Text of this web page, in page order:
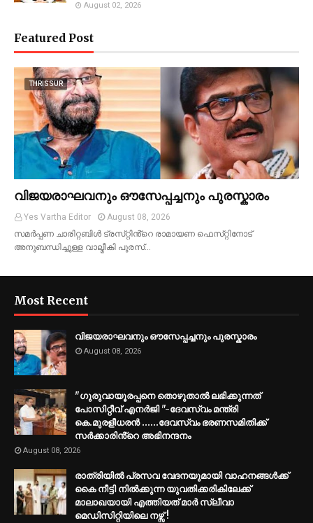
August 02, 2026
Featured Post
THRISSUR
വിജയരാഘവനും ഔസേപ്പച്ചനും പുരസ്കാരം
Yes Vartha Editor
August 08, 2026
സമർപ്പണ ചാരിറ്റബിൾ ട്രസ്‌റ്റിൻ്റെ രാമായണ ഫെസ്‌റ്റിനോട്
അനുബന്ധിച്ചുള്ള വാല്മീകി പുരസ്…
Most Recent
വിജയരാഘവനും ഔസേപ്പച്ചനും പുരസ്കാരം
August 08, 2026
"ഗുരുവായൂരപ്പനെ തൊഴുതാൽ ലഭിക്കുന്നത്
പോസിറ്റീവ് എനർജി "-ദേവസ്വം മന്ത്രി
കെ.മുരളീധരൻ ......ദേവസ്വം ഭരണസമിതിക്ക്
സർക്കാരിൻ്റെ അഭിനന്ദനം
August 08, 2026
രാത്രിയിൽ പ്രസവ വേദനയുമായി വാഹനങ്ങൾക്ക്
കൈ നീട്ടി നിൽക്കുന്ന യുവതിക്കരികിലേക്ക്
മാലാഖയായി എത്തിയത് മാർ സ്ലീവാ
മെഡിസിറ്റിയിലെ നഴ്സ് !